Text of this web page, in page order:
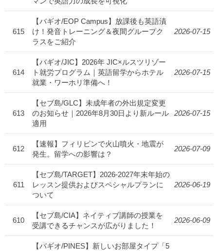
615
【バギオ/EOP Campus】放課後も英語漬
け！発音トレーニング＆夜間グループク
ラスをご紹介
2026-07-15
614
【バギオ/JIC】2026年 JIC×ルスツリゾー
ト就労プログラム｜英語留学からホテル
就業・ワーホリ準備へ！
2026-07-15
613
【セブ島/GLC】未成年者の外出規定変更
のお知らせ｜2026年8月30日より新ルール
適用
2026-07-15
612
【速報】フィリピンで火山噴火・地震が
発生。留学への影響は？
2026-07-09
611
【セブ島/TARGET】2026-2027年末年始の
レッスン提供およびスペシャルプランに
ついて
2026-06-19
610
【セブ島/CIA】ネイティブ講師の授業を
受講できるチャンスが広がりました！
2026-06-09
【バギオ/PINES】新しいお部屋タイプ「5